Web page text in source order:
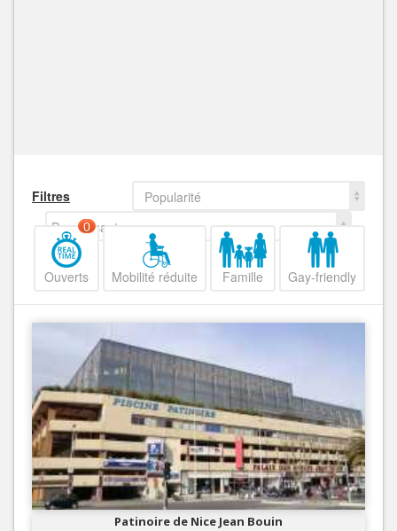
Filtres
Popularité
Decroissant
Ouverts
0
Mobilité réduite Famille Gay-friendly
Patinoire de Nice Jean Bouin